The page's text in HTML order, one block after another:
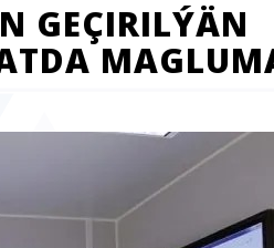
GEÇIRILÝÄN